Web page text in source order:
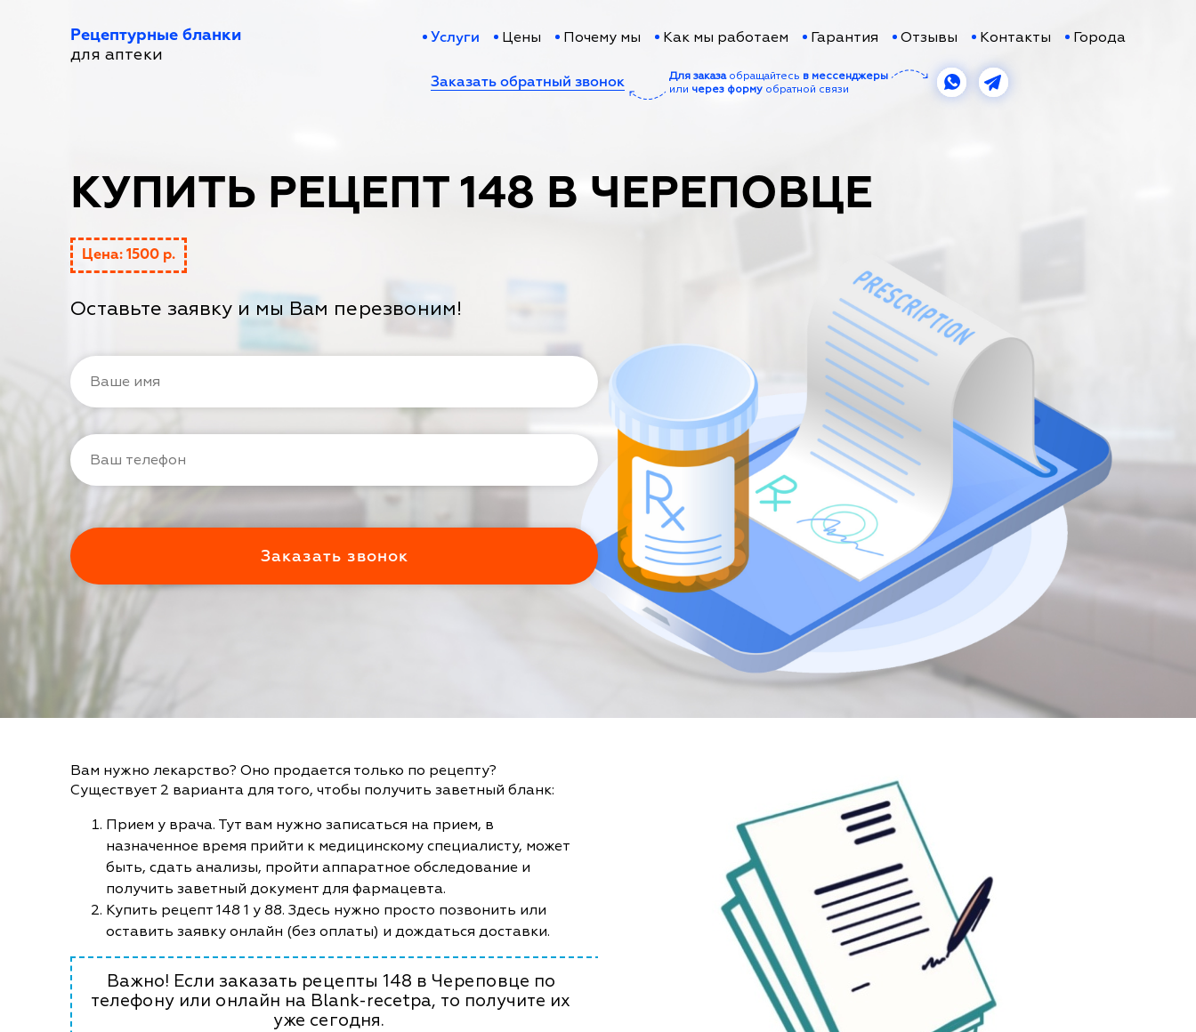
Рецептурные бланки
для аптеки
Услуги Цены Почему мы Как мы работаем Гарантия Отзывы Контакты Города
Заказать обратный звонок Для заказаобращайтесь в мессенджеры
или через форму обратной связи
КУПИТЬ РЕЦЕПТ 148 В ЧЕРЕПОВЦЕ
Цена: 1500 р.
Оставьте заявку и мы Вам перезвоним!
Вам нужно лекарство? Оно продается только по рецепту?
Существует 2 варианта для того, чтобы получить заветный бланк:
Прием у врача. Тут вам нужно записаться на прием, в
назначенное время прийти к медицинскому специалисту, может
быть, сдать анализы, пройти аппаратное обследование и
получить заветный документ для фармацевта.
Купить рецепт 148 1 у 88. Здесь нужно просто позвонить или
оставить заявку онлайн (без оплаты) и дождаться доставки.
Важно! Если заказать рецепты 148 в Череповце по
телефону или онлайн на Blank-recetpa, то получите их
уже сегодня.